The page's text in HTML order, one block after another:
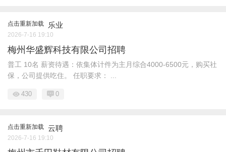
点击重新加载 乐业
2026-7-16 19:10
梅州华盛辉科技有限公司招聘
普工 10名 薪资待遇：依集体计件为主月综合4000-6500元，购买社
保，公司提供吃住。 任职要求： ...
430 0
点击重新加载 云聘
2026-7-16 19:10